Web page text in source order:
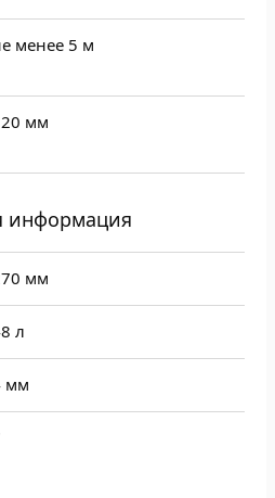
менее 5 м
мм
информация
мм
л
мм